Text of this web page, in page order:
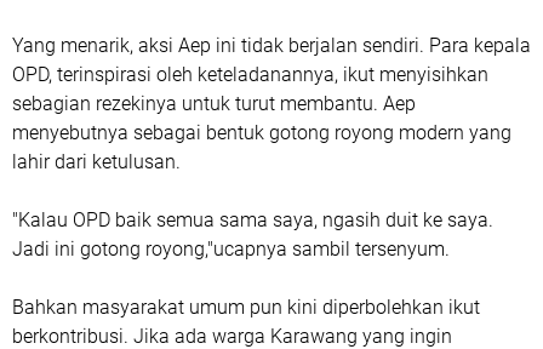
Yang menarik, aksi Aep ini tidak berjalan sendiri. Para kepala
OPD, terinspirasi oleh keteladanannya, ikut menyisihkan
sebagian rezekinya untuk turut membantu. Aep
menyebutnya sebagai bentuk gotong royong modern yang
lahir dari ketulusan.
"Kalau OPD baik semua sama saya, ngasih duit ke saya.
Jadi ini gotong royong,"ucapnya sambil tersenyum.
Bahkan masyarakat umum pun kini diperbolehkan ikut
berkontribusi. Jika ada warga Karawang yang ingin